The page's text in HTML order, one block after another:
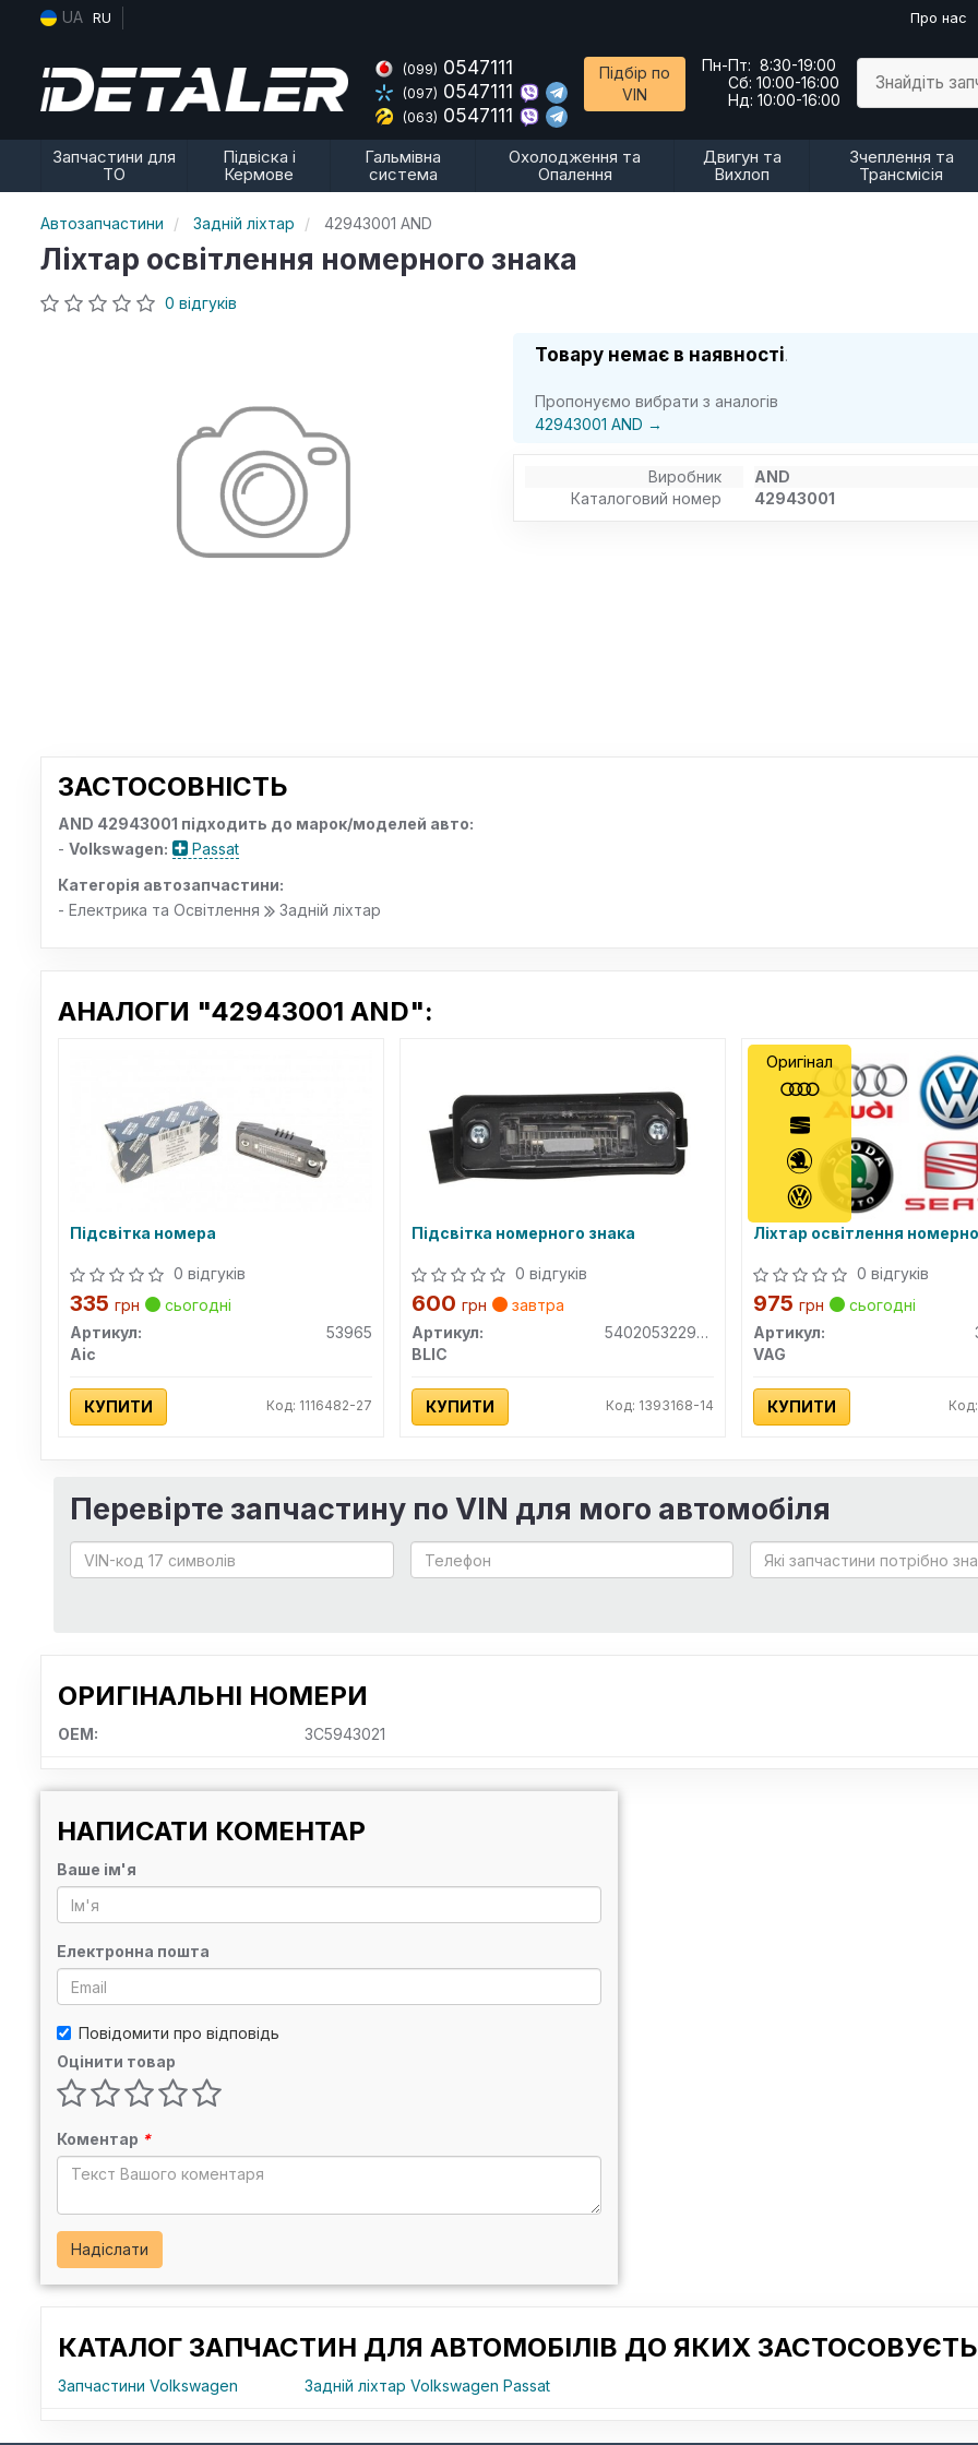
UA RU Про нас
(099) 0547111
(097) 0547111
(063) 0547111
Підбір по
VIN
Пн-Пт: 8:30-19:00
Сб: 10:00-16:00
Нд: 10:00-16:00
Знайдіть
Запчастини для
ТО
Підвіска і
Кермове
Гальмівна
система
Охолодження та
Опалення
Двигун та
Вихлоп
Зчеплення та
Трансмісія
Автозапчастини Задній ліхтар 42943001 AND
Ліхтар освітлення номерного знака
0 відгуків
Товару немає в наявності.
Пропонуємо вибрати з аналогів
42943001 AND →
Виробник
AND
Каталоговий номер
42943001
ЗАСТОСОВНІСТЬ
AND 42943001 підходить до марок/моделей авто:
- Volkswagen:
Passat
Категорія автозапчастини:
- Електрика та Освітлення
Задній ліхтар
АНАЛОГИ "42943001 AND":
Підсвітка номера
0 відгуків
335 грн
сьогодні
Артикул:
53965
Aic
КУПИТИ Код: 1116482-27
Підсвітка номерного знака
0 відгуків
600 грн
завтра
Артикул:
540205322905
BLIC
КУПИТИ Код: 1393168-14
Ліхтар освітлення
0 відгуків
975 грн
сьогодні
Артикул:
VAG
КУПИТИ
Оригінал
Перевірте запчастину по VIN для мого автомобіля
ОРИГІНАЛЬНІ НОМЕРИ
OEM: 3C5943021
НАПИСАТИ КОМЕНТАР
Ваше ім'я
Електронна пошта
Повідомити про відповідь
Оцінити товар
Коментар *
Надіслати
КАТАЛОГ ЗАПЧАСТИН ДЛЯ АВТОМОБІЛІВ ДО ЯКИХ
Запчастини Volkswagen Задній ліхтар Volkswagen Passat